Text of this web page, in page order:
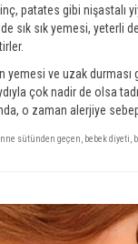
patates gibi nişastalı
sık sık yemesi, yeterli
yemesi ve uzak
çok nadir de olsa
o zaman alerjiye
sütünden geçen bebek diyeti